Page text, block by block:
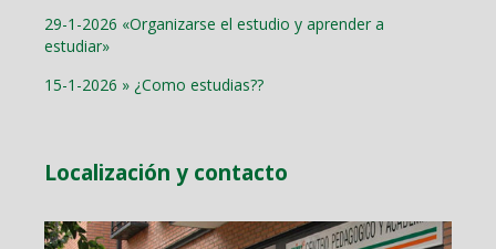
29-1-2026 «Organizarse el estudio y aprender a
estudiar»
15-1-2026 » ¿Como estudias??
Localización y contacto